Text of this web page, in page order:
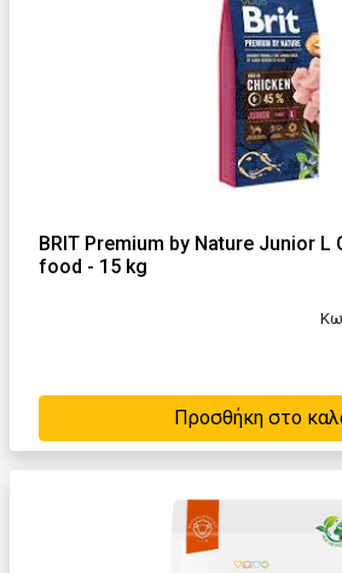
BRIT Premium by Nature Junior L
food - 15 kg
Προσθήκη στο